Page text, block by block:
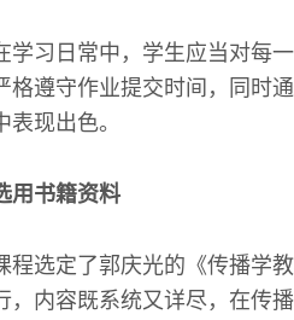
学习日常中，学生应当对每
格遵守作业提交时间，同时
表现出色。
用书籍资料
程选定了郭庆光的《传播学
，内容既系统又详尽，在传